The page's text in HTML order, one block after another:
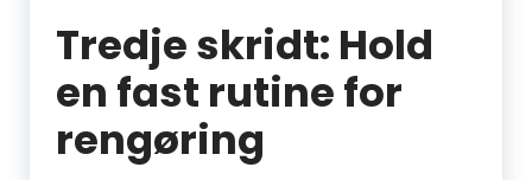
Tredje skridt: Hold
en fast rutine for
rengøring